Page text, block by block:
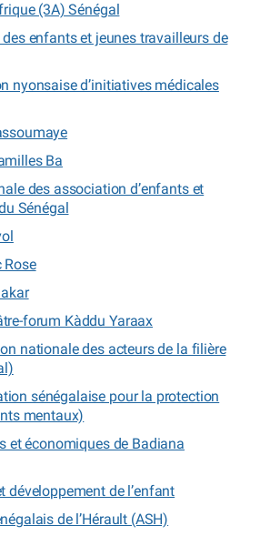
(3A) Sénégal
enfants et jeunes travailleurs de
nyonsaise d’initiatives médicales
Ba
des association d’enfants et
Sénégal
forum Kàddu Yaraax
nationale des acteurs de la filière
sénégalaise pour la protection
mentaux)
et économiques de Badiana
développement de l’enfant
de l’Hérault (ASH)